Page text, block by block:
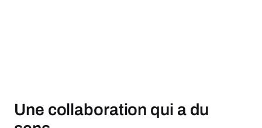
Une collaboration qui a du